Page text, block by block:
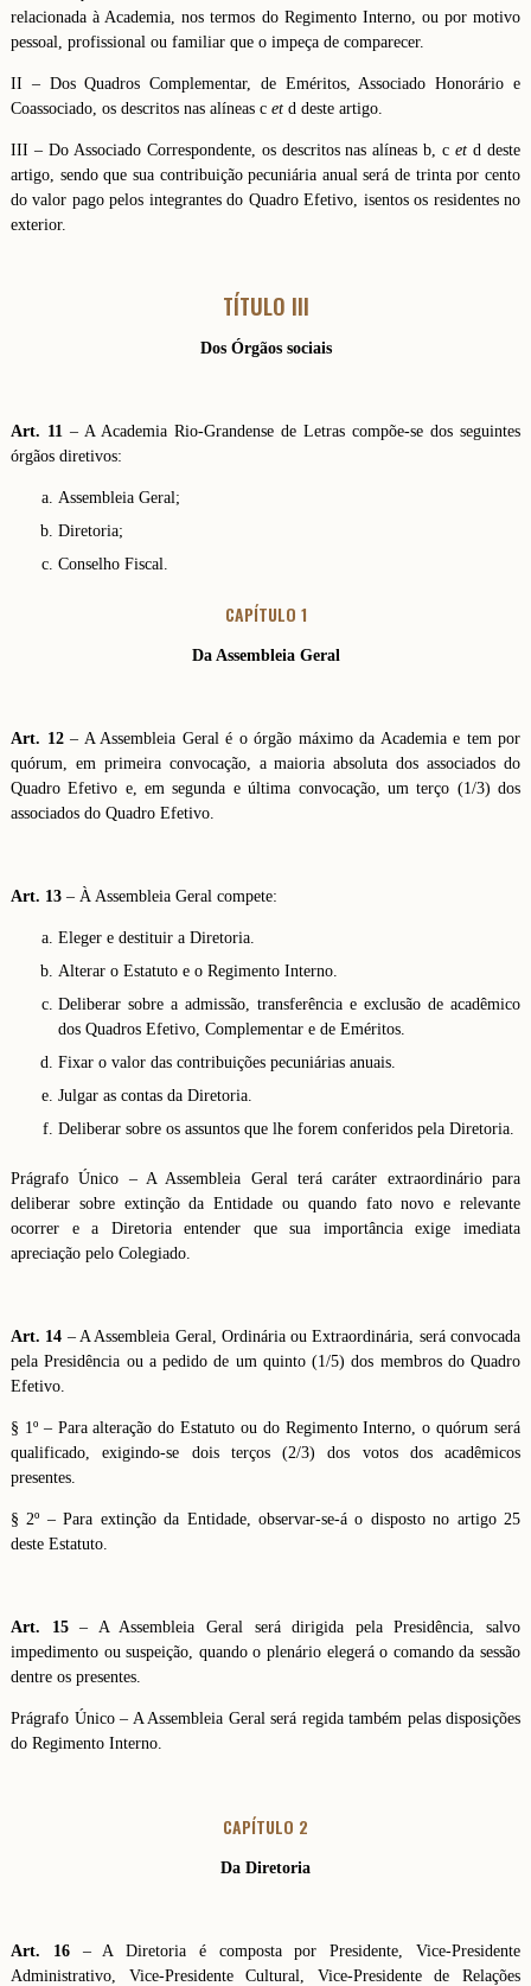
relacionada à Academia, nos termos do Regimento Interno, ou por motivo
pessoal, profissional ou familiar que o impeça de comparecer.
II – Dos Quadros Complementar, de Eméritos, Associado Honorário e
Coassociado, os descritos nas alíneas c et d deste artigo.
III – Do Associado Correspondente, os descritos nas alíneas b, cet d deste
artigo, sendo que sua contribuição pecuniária anual será de trinta por cento
do valor pago pelos integrantes do Quadro Efetivo, isentos os residentes no
exterior.
TÍTULO III
Dos Órgãos sociais
Art. 11 – A Academia Rio-Grandense de Letras compõe-se dos seguintes
órgãos diretivos:
Assembleia Geral;
Diretoria;
Conselho Fiscal.
CAPÍTULO 1
Da Assembleia Geral
Art. 12– A Assembleia Geral é o órgão máximo da Academia e tem por
quórum, em primeira convocação, a maioria absoluta dos associados do
Quadro Efetivo e, em segunda e última convocação, um terço (1/3) dos
associados do Quadro Efetivo.
Art. 13 – À Assembleia Geral compete:
Eleger e destituir a Diretoria.
Alterar o Estatuto e o Regimento Interno.
Deliberar sobre a admissão, transferência e exclusão de acadêmico
dos Quadros Efetivo, Complementar e de Eméritos.
Fixar o valor das contribuições pecuniárias anuais.
Julgar as contas da Diretoria.
Deliberar sobre os assuntos que lhe forem conferidos pela Diretoria.
Prágrafo Único – A Assembleia Geral terá caráter extraordinário para
deliberar sobre extinção da Entidade ou quando fato novo e relevante
ocorrer e a Diretoria entender que sua importância exige imediata
apreciação pelo Colegiado.
Art. 14 – A Assembleia Geral, Ordinária ou Extraordinária, será convocada
pela Presidência ou a pedido de um quinto (1/5) dos membros do Quadro
Efetivo.
§ 1º – Para alteração do Estatuto ou do Regimento Interno, o quórum será
qualificado, exigindo-se dois terços (2/3) dos votos dos acadêmicos
presentes.
§ 2º – Para extinção da Entidade, observar-se-á o disposto no artigo 25
deste Estatuto.
Art. 15– A Assembleia Geral será dirigida pela Presidência, salvo
impedimento ou suspeição, quando o plenário elegerá o comando da sessão
dentre os presentes.
Prágrafo Único – A Assembleia Geral será regida também pelas disposições
do Regimento Interno.
CAPÍTULO 2
Da Diretoria
Art. 16– A Diretoria é composta por Presidente, Vice-Presidente
Administrativo, Vice-Presidente Cultural, Vice-Presidente de Relações